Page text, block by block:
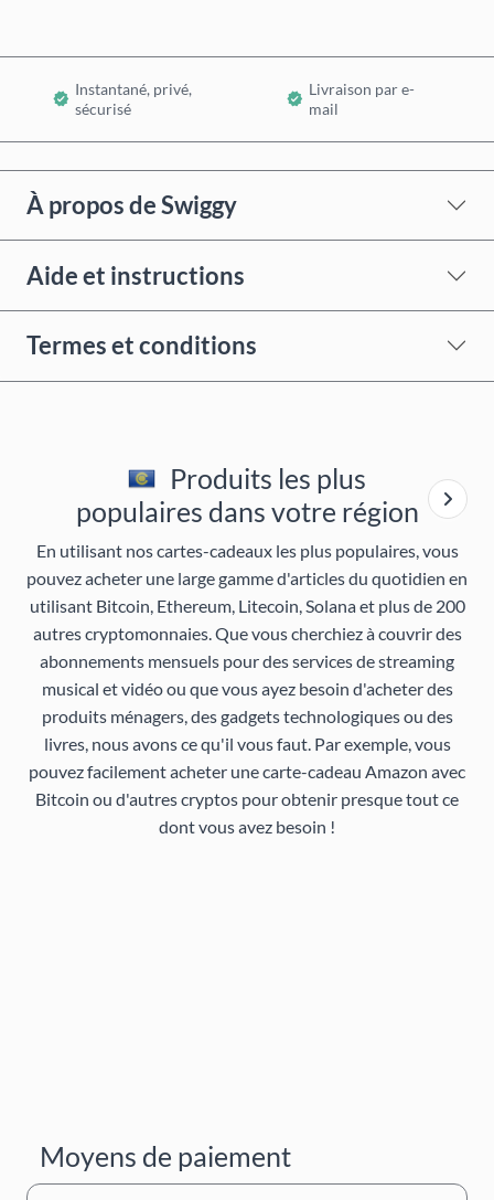
Instantané, privé,
sécurisé
Livraison par e-
mail
À propos de Swiggy
Aide et instructions
Termes et conditions
Produits les plus
populaires dans votre région
En utilisant nos cartes-cadeaux les plus populaires, vous
pouvez acheter une large gamme d'articles du quotidien en
utilisant Bitcoin, Ethereum, Litecoin, Solana et plus de 200
autres cryptomonnaies. Que vous cherchiez à couvrir des
abonnements mensuels pour des services de streaming
musical et vidéo ou que vous ayez besoin d'acheter des
produits ménagers, des gadgets technologiques ou des
livres, nous avons ce qu'il vous faut. Par exemple, vous
pouvez facilement acheter une carte-cadeau Amazon avec
Bitcoin ou d'autres cryptos pour obtenir presque tout ce
dont vous avez besoin !
Moyens de paiement